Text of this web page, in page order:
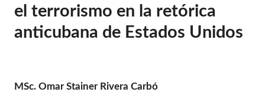
el terrorismo en la retórica
anticubana de Estados Unidos
MSc. Omar Stainer Rivera Carbó